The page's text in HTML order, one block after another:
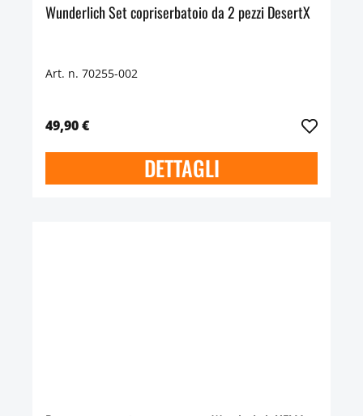
Wunderlich Set copriserbatoio da 2 pezzi DesertX
Art. n. 70255-002
49,90 €
DETTAGLI